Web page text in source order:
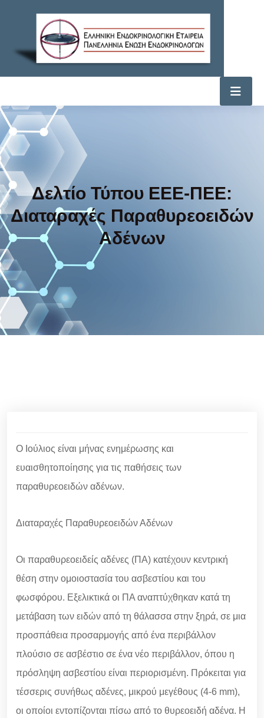
Δελτίο Τύπου ΕΕΕ-ΠΕΕ:
Διαταραχές Παραθυρεοειδών
Αδένων
Ο Ιούλιος είναι μήνας ενημέρωσης και
ευαισθητοποίησης για τις παθήσεις των
παραθυρεοειδών αδένων.
Διαταραχές Παραθυρεοειδών Αδένων
Οι παραθυρεοειδείς αδένες (ΠΑ) κατέχουν κεντρική
θέση στην ομοιοστασία του ασβεστίου και του
φωσφόρου. Εξελικτικά οι ΠΑ αναπτύχθηκαν κατά τη
μετάβαση των ειδών από τη θάλασσα στην ξηρά, σε μια
προσπάθεια προσαρμογής από ένα περιβάλλον
πλούσιο σε ασβέστιο σε ένα νέο περιβάλλον, όπου η
πρόσληψη ασβεστίου είναι περιορισμένη. Πρόκειται για
τέσσερις συνήθως αδένες, μικρού μεγέθους (4-6 mm),
οι οποίοι εντοπίζονται πίσω από το θυρεοειδή αδένα. Η